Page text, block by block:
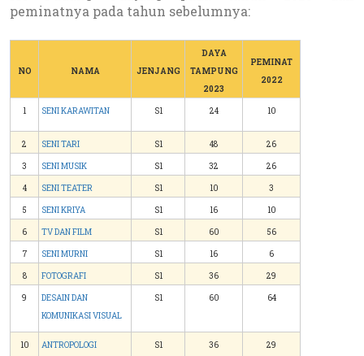
peminatnya pada tahun sebelumnya:
NO NAMA JENJANG
DAYA
TAMPUNG
2023
PEMINAT
2022
1 SENI KARAWITAN S1 24 10
2 SENI TARI S1 48 26
3 SENI MUSIK S1 32 26
4 SENI TEATER S1 10 3
5 SENI KRIYA S1 16 10
6 TV DAN FILM S1 60 56
7 SENI MURNI S1 16 6
8 FOTOGRAFI S1 36 29
9
DESAIN DAN
KOMUNIKASI VISUAL
S1 60 64
10
ANTROPOLOGI
S1 36 29